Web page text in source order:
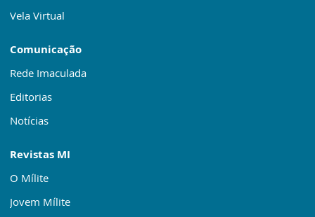
Vela Virtual
Comunicação
Rede Imaculada
Editorias
Notícias
Revistas MI
O Mílite
Jovem Mílite